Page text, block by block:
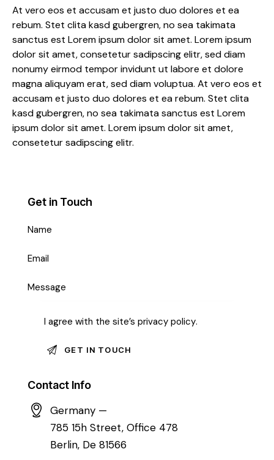
At vero eos et accusam et justo duo dolores et ea
rebum. Stet clita kasd gubergren, no sea takimata
sanctus est Lorem ipsum dolor sit amet. Lorem ipsum
dolor sit amet, consetetur sadipscing elitr, sed diam
nonumy eirmod tempor invidunt ut labore et dolore
magna aliquyam erat, sed diam voluptua. At vero eos et
accusam et justo duo dolores et ea rebum. Stet clita
kasd gubergren, no sea takimata sanctus est Lorem
ipsum dolor sit amet. Lorem ipsum dolor sit amet,
consetetur sadipscing elitr.
Get in Touch
I agree with the site’s privacy policy.
Contact Info
Germany —
785 15h Street, Office 478
Berlin, De 81566